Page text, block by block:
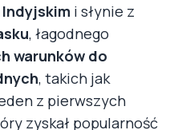
i słynie z
, łagodnego
warunków do
, takich jak
z pierwszych
zyskał popularność